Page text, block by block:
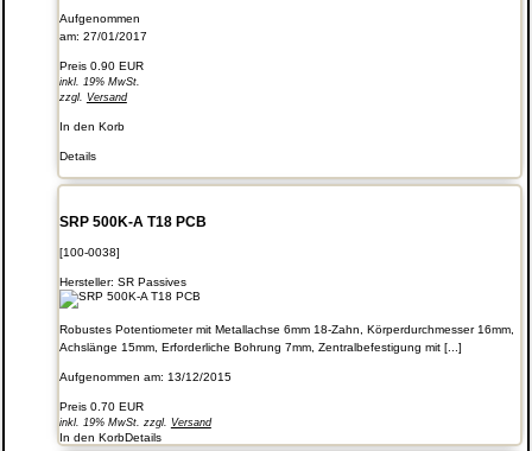
Aufgenommen
am: 27/01/2017
Preis 0.90 EUR
inkl. 19% MwSt.
zzgl. Versand
In den Korb
Details
SRP 500K-A T18 PCB
[100-0038]
Hersteller: SR Passives
Robustes Potentiometer mit Metallachse 6mm 18-Zahn, Körperdurchmesser 16mm,
Achslänge 15mm, Erforderliche Bohrung 7mm, Zentralbefestigung mit [...]
Aufgenommen am: 13/12/2015
Preis 0.70 EUR
inkl. 19% MwSt. zzgl. Versand
In den KorbDetails